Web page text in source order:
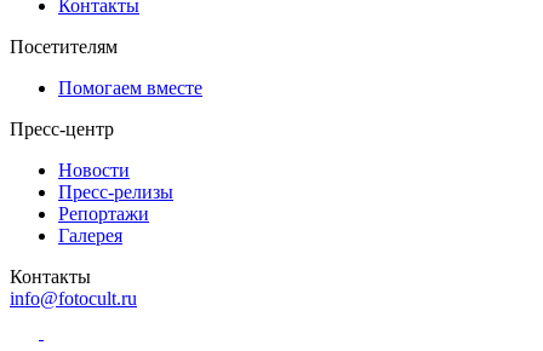
Контакты
Посетителям
Помогаем вместе
Пресс-центр
Новости
Пресс-релизы
Репортажи
Галерея
Контакты
info@fotocult.ru